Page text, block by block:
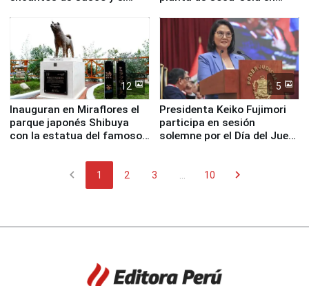
12
Inauguran en Miraflores el
parque japonés Shibuya
con la estatua del famoso
5
Presidenta Keiko Fujimori
participa en sesión
solemne por el Día del Juez
chevron_left 1 2 3 10 chevron_right